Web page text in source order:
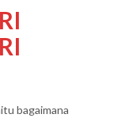
bagaimana